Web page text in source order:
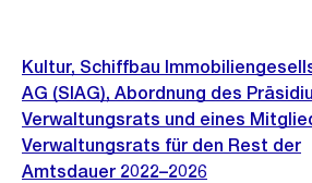
Kultur, Schiffbau
AG (SIAG), Abordnung des
Verwaltungsrats und eines
Verwaltungsrats für den Rest der
Amtsdauer 2022–2026